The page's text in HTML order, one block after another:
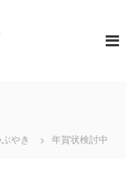
やき 年賀状検討中